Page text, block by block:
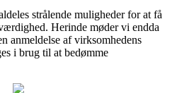
strålende muligheder for at få
Herinde møder vi endda
anmeldelse af virksomhedens
i brug til at bedømme